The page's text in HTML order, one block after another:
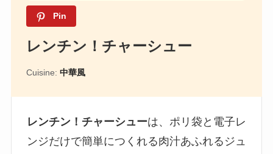
Pin
レンチン！チャーシュー
Cuisine: 中華風
レンチン！チャーシューは、ポリ袋と電子レ
ンジだけで簡単につくれる肉汁あふれるジュ